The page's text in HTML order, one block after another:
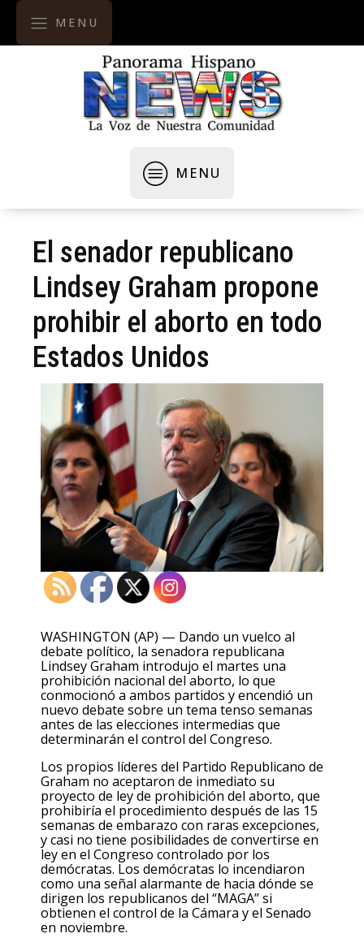
MENU
MENU
El senador republicano
Lindsey Graham propone
prohibir el aborto en todo
Estados Unidos
WASHINGTON (AP) — Dando un vuelco al
debate político, la senadora republicana
Lindsey Graham introdujo el martes una
prohibición nacional del aborto, lo que
conmocionó a ambos partidos y encendió un
nuevo debate sobre un tema tenso semanas
antes de las elecciones intermedias que
determinarán el control del Congreso.
Los propios líderes del Partido Republicano de
Graham no aceptaron de inmediato su
proyecto de ley de prohibición del aborto, que
prohibiría el procedimiento después de las 15
semanas de embarazo con raras excepciones,
y casi no tiene posibilidades de convertirse en
ley en el Congreso controlado por los
demócratas. Los demócratas lo incendiaron
como una señal alarmante de hacia dónde se
dirigen los republicanos del “MAGA” si
obtienen el control de la Cámara y el Senado
en noviembre.